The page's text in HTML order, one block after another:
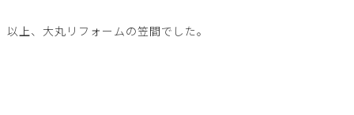
以上、大丸リフォームの笠間でした。